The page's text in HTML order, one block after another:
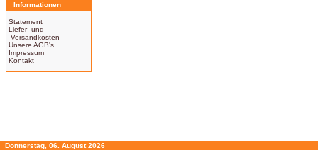
Informationen
Statement
Liefer- und
Versandkosten
Unsere AGB's
Impressum
Kontakt
Donnerstag, 06. August 2026